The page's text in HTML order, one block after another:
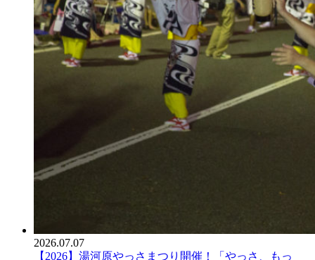
2026.07.07
【2026】湯河原やっさまつり開催！「やっさ、もっ